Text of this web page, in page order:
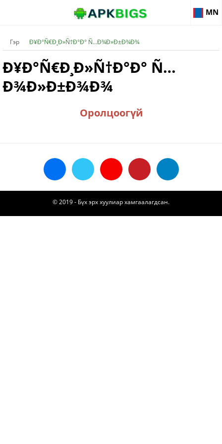
MN
Гэр Ð¥Ð°Ñ€Ð¸Ð»Ñ†Ð°Ð° Ñ…Ð¾Ð»Ð±Ð¾Ð¾
Ð¥Ð°Ñ€Ð¸Ð»Ñ†Ð°Ð° Ñ…
Ð¾Ð»Ð±Ð¾Ð¾
Оролцоогүй
© 2019 - Бүх эрх хуулиар хамгаалагдсан.